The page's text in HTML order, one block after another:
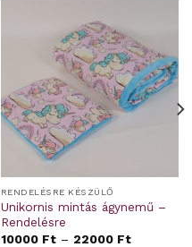
RENDELÉSRE KÉSZÜLŐ
Unikornis mintás ágynemű –
Rendelésre
10000 Ft– 22000 Ft